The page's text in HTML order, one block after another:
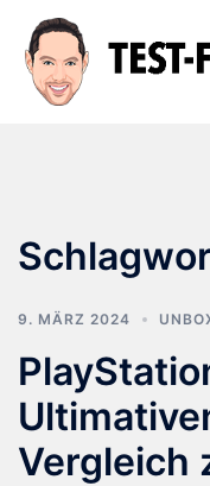
Inhalt
springen
9. MÄRZ 2024
Vergleich